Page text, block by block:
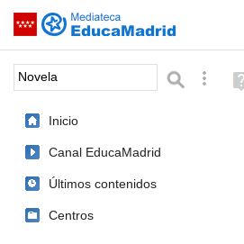
Saltar navegación
Palabra o frase:
(en
Inicio
Canal EducaMadrid
Últimos contenidos
Centros